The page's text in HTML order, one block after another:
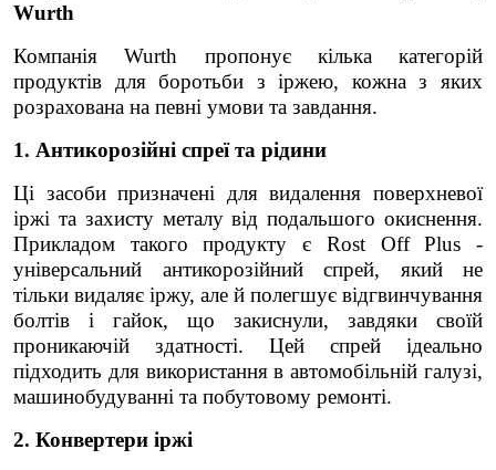
Wurth
Компанія Wurth пропонує кілька категорій
продуктів для боротьби з іржею, кожна з яких
розрахована на певні умови та завдання.
1. Антикорозійні спреї та рідини
Ці засоби призначені для видалення поверхневої
іржі та захисту металу від подальшого окиснення.
Прикладом такого продукту є Rost Off Plus -
універсальний антикорозійний спрей, який не
тільки видаляє іржу, але й полегшує відгвинчування
болтів і гайок, що закиснули, завдяки своїй
проникаючій здатності. Цей спрей ідеально
підходить для використання в автомобільній галузі,
машинобудуванні та побутовому ремонті.
2. Конвертери іржі